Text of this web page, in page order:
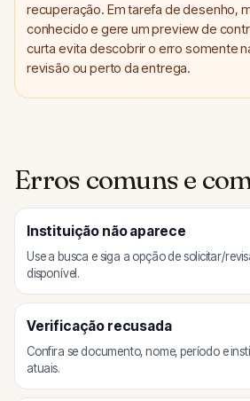
recuperação. Em tarefa de desenho,
conhecido e gere um preview de
curta evita descobrir o erro somente
revisão ou perto da entrega.
Erros comuns e
Instituição não aparece
Use a busca e siga a opção de solicitar/
disponível.
Verificação recusada
Confira se documento, nome, período e
atuais.